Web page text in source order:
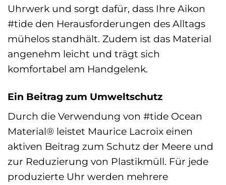
Uhrwerk und sorgt dafür, dass Ihre Aikon
#tide den Herausforderungen des Alltags
mühelos standhält. Zudem ist das Material
angenehm leicht und trägt sich
komfortabel am Handgelenk.
Ein Beitrag zum Umweltschutz
Durch die Verwendung von #tide Ocean
Material® leistet Maurice Lacroix einen
aktiven Beitrag zum Schutz der Meere und
zur Reduzierung von Plastikmüll. Für jede
produzierte Uhr werden mehrere